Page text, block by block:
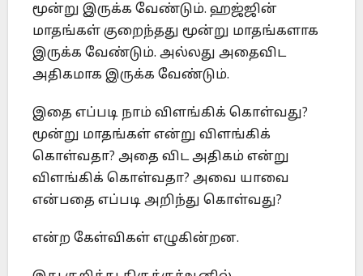
மூன்று இருக்க வேண்டும். ஹஜ்ஜின்
மாதங்கள் குறைந்தது மூன்று மாதங்களாக
இருக்க வேண்டும். அல்லது அதைவிட
அதிகமாக இருக்க வேண்டும்.
இதை எப்படி நாம் விளங்கிக் கொள்வது?
மூன்று மாதங்கள் என்று விளங்கிக்
கொள்வதா? அதை விட அதிகம் என்று
விளங்கிக் கொள்வதா? அவை யாவை
என்பதை எப்படி அறிந்து கொள்வது?
என்ற கேள்விகள் எழுகின்றன.